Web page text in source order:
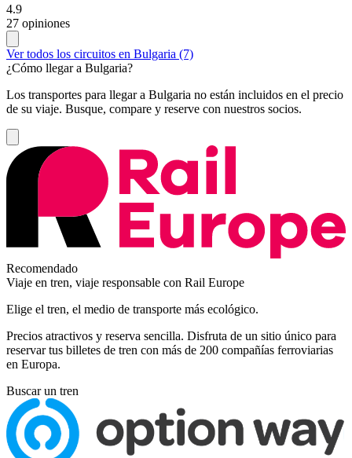
4.9
27 opiniones
Ver todos los circuitos en Bulgaria (7)
¿Cómo llegar a Bulgaria?
Los transportes para llegar a Bulgaria no están incluidos en el precio
de su viaje. Busque, compare y reserve con nuestros socios.
Recomendado
Viaje en tren, viaje responsable con Rail Europe
Elige el tren, el medio de transporte más ecológico.
Precios atractivos y reserva sencilla. Disfruta de un sitio único para
reservar tus billetes de tren con más de 200 compañías ferroviarias
en Europa.
Buscar un tren